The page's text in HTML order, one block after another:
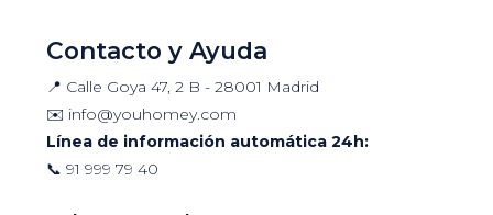
Contacto y Ayuda
📍 Calle Goya 47, 2 B - 28001 Madrid
✉️ info@youhomey.com
Línea de información automática 24h:
📞 91 999 79 40